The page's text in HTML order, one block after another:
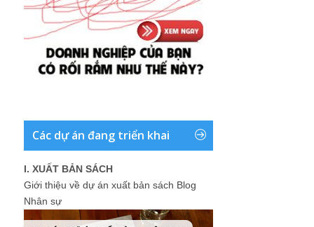
Các dự án đang triển khai
I. XUẤT BẢN SÁCH
Giới thiệu về dự án xuất bản sách Blog
Nhân sự